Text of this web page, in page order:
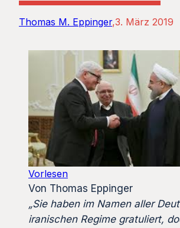
Thomas M. Eppinger 3. März 2019
Vorlesen
Von Thomas Eppinger
„Sie haben im Namen aller
iranischen Regime gratuliert,